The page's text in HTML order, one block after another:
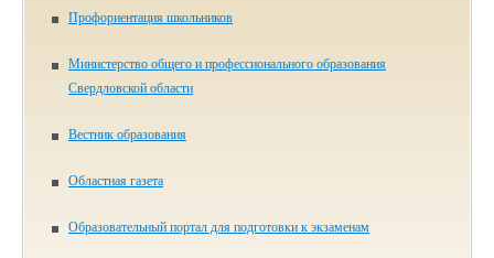
Профориентация школьников
Министерство общего и профессионального образования
Свердловской области
Вестник образования
Областная газета
Образовательный портал для подготовки к экзаменам